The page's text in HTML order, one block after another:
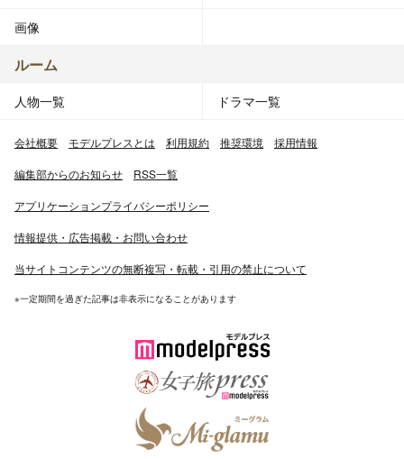
画像
ルーム
人物一覧 ドラマ一覧
会社概要 モデルプレスとは 利用規約 推奨環境 採用情報
編集部からのお知らせ RSS一覧
アプリケーションプライバシーポリシー
情報提供・広告掲載・お問い合わせ
当サイトコンテンツの無断複写・転載・引用の禁止について
※一定期間を過ぎた記事は非表示になることがあります